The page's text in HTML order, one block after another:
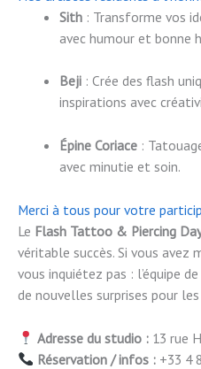
Sith: Transforme vos
avec humour et bonne
Beji: Crée des flash
inspirations avec
Épine Coriace:
avec minutie et soin.
Merci à tous pour votre
Le Flash Tattoo & Piercing
véritable succès. Si vous avez
vous inquiétez pas : l’équipe de
de nouvelles surprises pour
Adresse du studio :13 rue
Réservation / infos :+33 4